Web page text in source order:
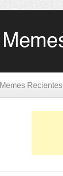
Memes Recientes